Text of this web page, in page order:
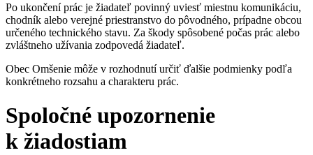
Po ukončení prác je žiadateľ povinný uviesť miestnu komunikáciu,
chodník alebo verejné priestranstvo do pôvodného, prípadne obcou
určeného technického stavu. Za škody spôsobené počas prác alebo
zvláštneho užívania zodpovedá žiadateľ.
Obec Omšenie môže v rozhodnutí určiť ďalšie podmienky podľa
konkrétneho rozsahu a charakteru prác.
Spoločné upozornenie
k žiadostiam